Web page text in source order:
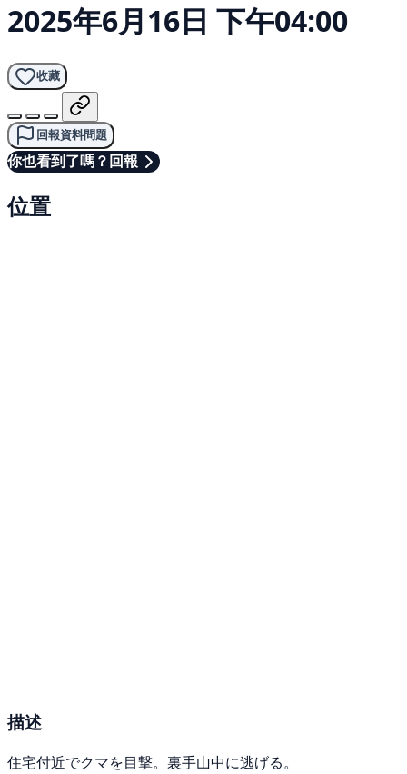
2025年6月16日 下午04:00
收藏
回報資料問題
你也看到了嗎？回報
位置
描述
住宅付近でクマを目撃。裏手山中に逃げる。